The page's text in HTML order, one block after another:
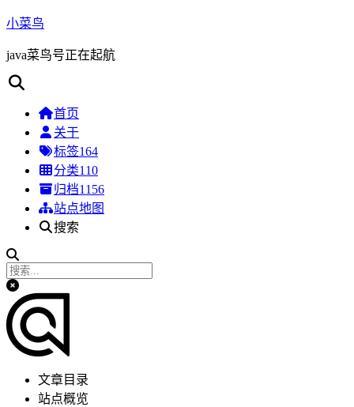
小菜鸟
java菜鸟号正在起航
首页
关于
标签164
分类110
归档1156
站点地图
搜索
文章目录
站点概览